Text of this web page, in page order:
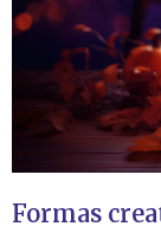
Formas